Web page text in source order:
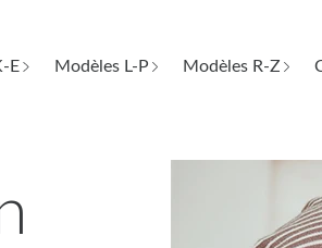
E Modèles L-P Modèles R-Z